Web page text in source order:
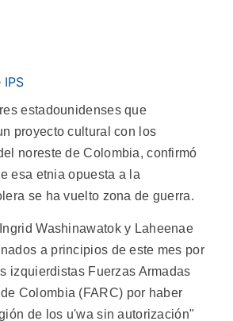
estadounidenses que
proyecto cultural con los
noreste de Colombia, confirmó
esa etnia opuesta a la
se ha vuelto zona de guerra.
Washinawatok y Laheenae
a principios de este mes por
izquierdistas Fuerzas Armadas
Colombia (FARC) por haber
de los u'wa sin autorización"